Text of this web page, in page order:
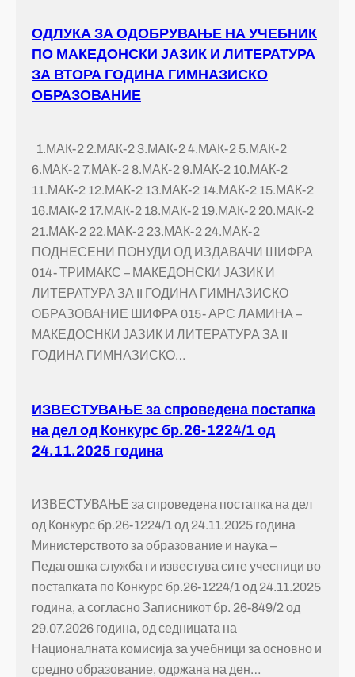
ОДЛУКА ЗА ОДОБРУВАЊЕ НА УЧЕБНИК
ПО МАКЕДОНСКИ ЈАЗИК И ЛИТЕРАТУРА
ЗА ВТОРА ГОДИНА ГИМНАЗИСКО
ОБРАЗОВАНИЕ
1.МАК-2 2.МАК-2 3.МАК-2 4.МАК-2 5.МАК-2
6.МАК-2 7.МАК-2 8.МАК-2 9.МАК-2 10.МАК-2
11.МАК-2 12.МАК-2 13.МАК-2 14.МАК-2 15.МАК-2
16.МАК-2 17.МАК-2 18.МАК-2 19.МАК-2 20.МАК-2
21.МАК-2 22.МАК-2 23.МАК-2 24.МАК-2
ПОДНЕСЕНИ ПОНУДИ ОД ИЗДАВАЧИ ШИФРА
014- ТРИМАКС – МАКЕДОНСКИ ЈАЗИК И
ЛИТЕРАТУРА ЗА II ГОДИНА ГИМНАЗИСКО
ОБРАЗОВАНИЕ ШИФРА 015- АРС ЛАМИНА –
МАКЕДОСНКИ ЈАЗИК И ЛИТЕРАТУРА ЗА II
ГОДИНА ГИМНАЗИСКО…
ИЗВЕСТУВАЊЕ за спроведена постапка
на дел од Конкурс бр.26-1224/1 од
24.11.2025 година
ИЗВЕСТУВАЊЕ за спроведена постапка на дел
од Конкурс бр.26-1224/1 од 24.11.2025 година
Министерството за образование и наука –
Педагошка служба ги известува сите учесници во
постапката по Конкурс бр.26-1224/1 од 24.11.2025
година, а согласно Записникот бр. 26-849/2 од
29.07.2026 година, од седницата на
Националната комисија за учебници за основно и
средно образование, одржана на ден…